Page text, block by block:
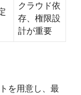
クラウド依
存、権限設
計が重要
を用意し、最